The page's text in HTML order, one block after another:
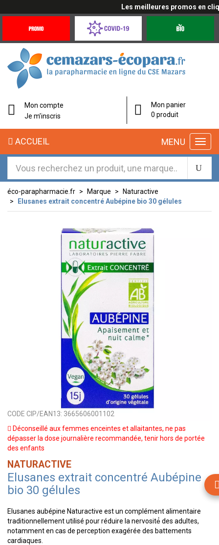
Les meilleures promos en
Offres
Coronavirus
Mon compte
Je m’inscris
Mon panier
0 produit
MENU
ACCUEIL
éco-parapharmacie.fr Marque
Naturactive
Elusanes extrait concentré Aubépine bio 30 gélules
CODE CIP/EAN13: 3665606001102
Déconseillé aux femmes enceintes et allaitantes, ne pas
dépasser la dose journalière recommandée, tenir hors de portée
des enfants
NATURACTIVE
Elusanes extrait concentré Aubépine
bio 30 gélules
Elusanes aubépine Naturactive est un complément alimentaire
traditionnellement utilisé pour réduire la nervosité́ des adultes,
notamment en cas de perception exagérée des battements
cardiaques.